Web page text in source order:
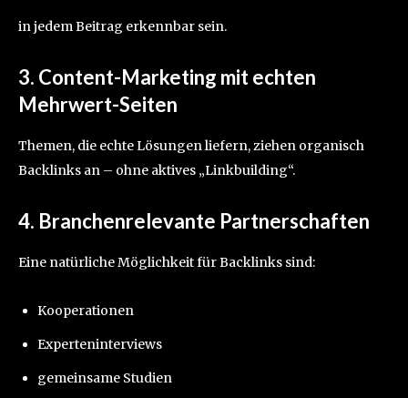
in jedem Beitrag erkennbar sein.
3. Content-Marketing mit echten
Mehrwert-Seiten
Themen, die echte Lösungen liefern, ziehen organisch
Backlinks an – ohne aktives „Linkbuilding“.
4. Branchenrelevante Partnerschaften
Eine natürliche Möglichkeit für Backlinks sind:
Kooperationen
Experteninterviews
gemeinsame Studien